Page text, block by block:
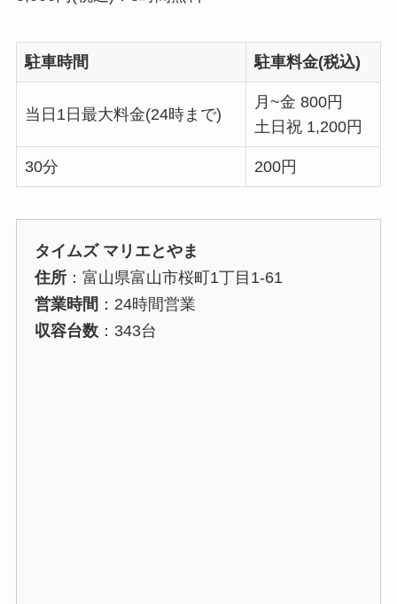
駐車時間 駐車料金(税込)
当日1日最大料金(24時まで)
月~金 800円
土日祝 1,200円
30分 200円
タイムズ マリエとやま
住所：富山県富山市桜町1丁目1-61
営業時間 ：24時間営業
収容台数：343台